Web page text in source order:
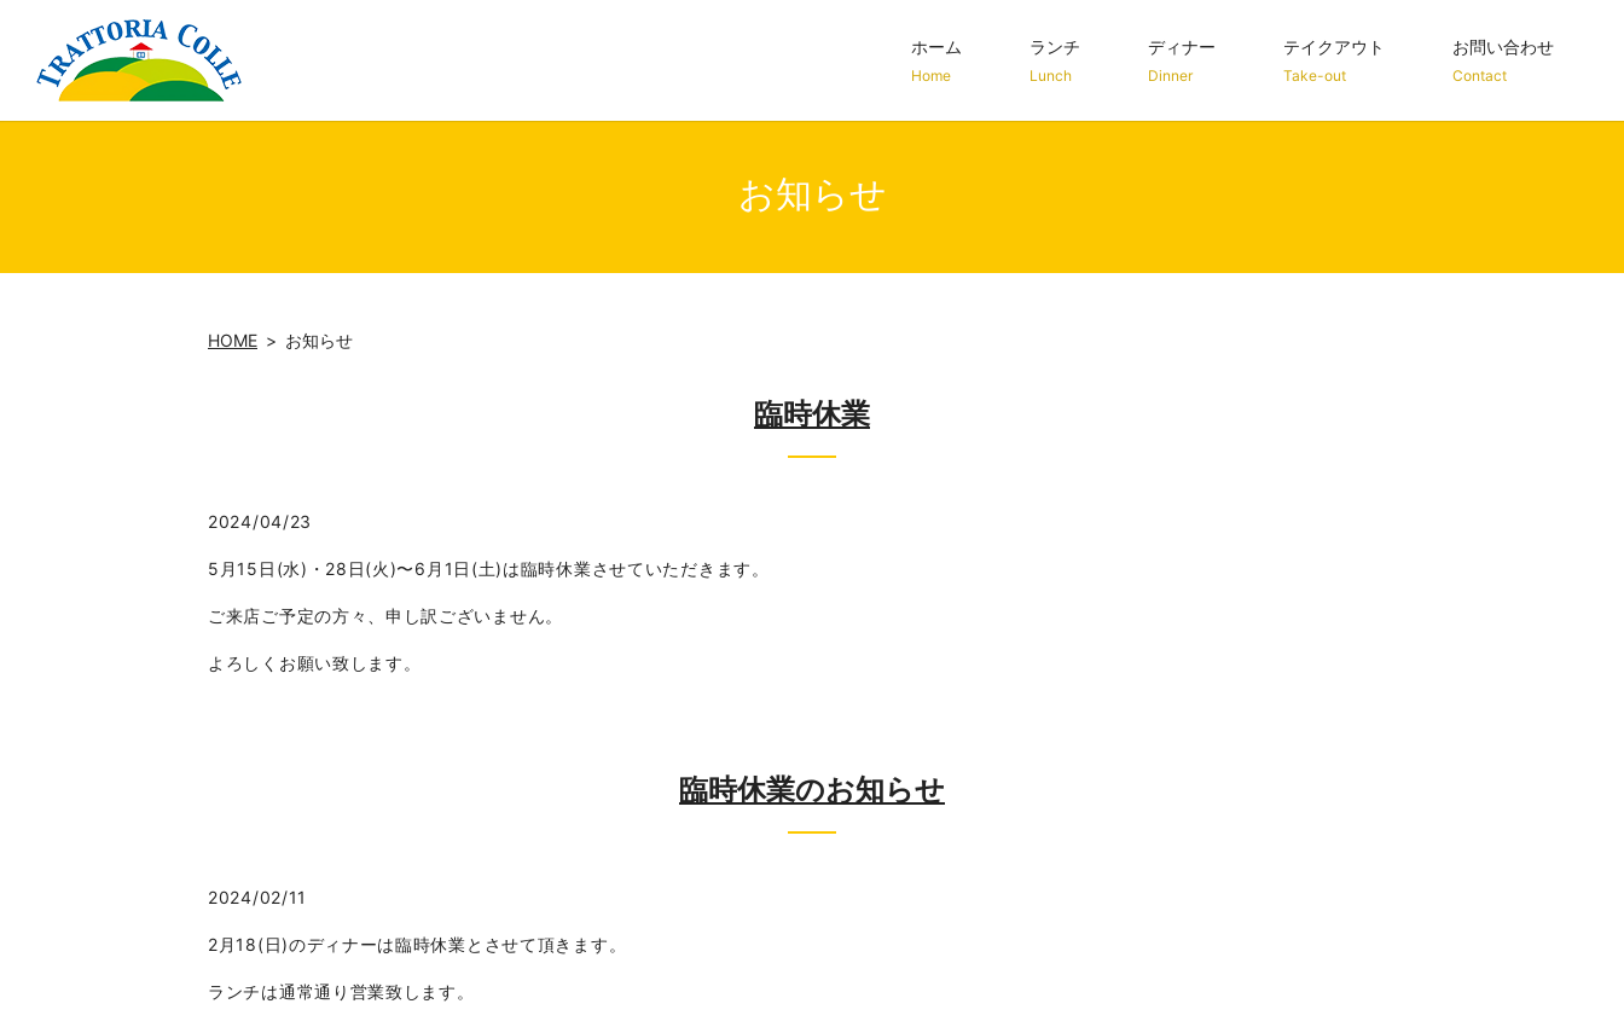
ホーム
Home
ランチ
Lunch
ディナー
Dinner
テイクアウト
Take-out
お問い合わせ
Contact
お知らせ
HOME お知らせ
臨時休業
2024/04/23
5月15日(水)・28日(火)〜6月1日(土)は臨時休業させていただきます。
ご来店ご予定の方々、申し訳ございません。
よろしくお願い致します。
臨時休業のお知らせ
2024/02/11
2月18(日)のディナーは臨時休業とさせて頂きます。
ランチは通常通り営業致します。